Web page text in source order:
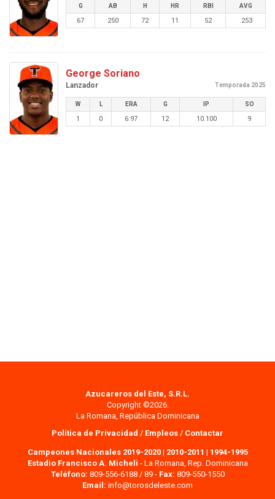
G AB H HR RBI AVG
67 250 72 11 52 .253
George Soriano
Lanzador Temporada 2025
W L ERA G IP SO
1 0 6.97 12 10.100 9
Azucareros del Este, S.R.L.
Copyright ©2026.
La Romana, República Dominicana
Política de Privacidad / Empleos / Contactar
Campeones Nacionales 2019-2020| 2010-2011 | 1994-1995
Estadio Francisco A. Micheli - La Romana, Rep. Dominicana
Teléfono: 809-556-6188 / 89 - Fax: 809-550-1550
Email: info@torosdeleste.com